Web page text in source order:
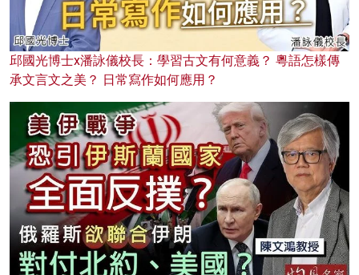
邱國光博士x潘詠儀校長：學習古文有何意義？ 粵語怎樣傳
承文言文之美？ 日常寫作如何應用？